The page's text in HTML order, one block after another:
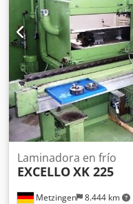
Metzingen 8.444 km
Laminadora en frío
EXCELLOXK 225